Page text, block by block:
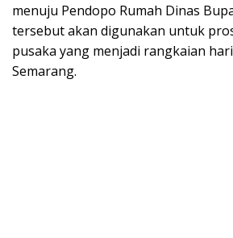
menuju Pendopo Rumah Dinas
tersebut akan digunakan untuk
pusaka yang menjadi rangkaian
Semarang.